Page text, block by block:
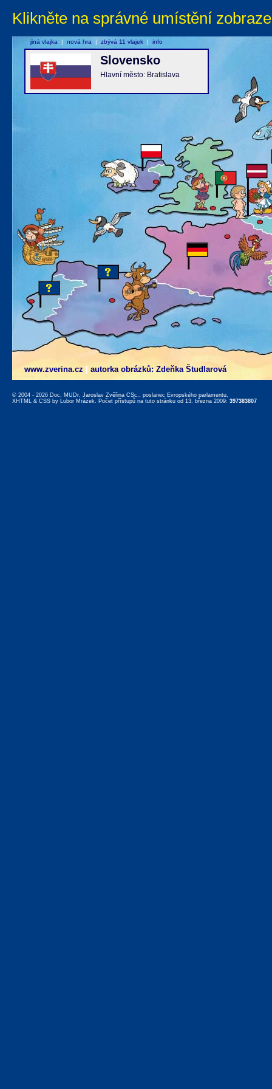
Klikněte na správné umístění
www.zverina.cz autorka obrázků: Zdeňka Študlarová
Slovensko
Hlavní město: Bratislava
jiná vlajka | nová hra | zbývá 11 vlajek | info
© 2004 - 2026 Doc. MUDr. Jaroslav Zvěřina CSc., poslanec Evropského parlamentu,
XHTML & CSS by Lubor Mrázek. Počet přístupů na tuto stránku od 13. března 2009: 397383807